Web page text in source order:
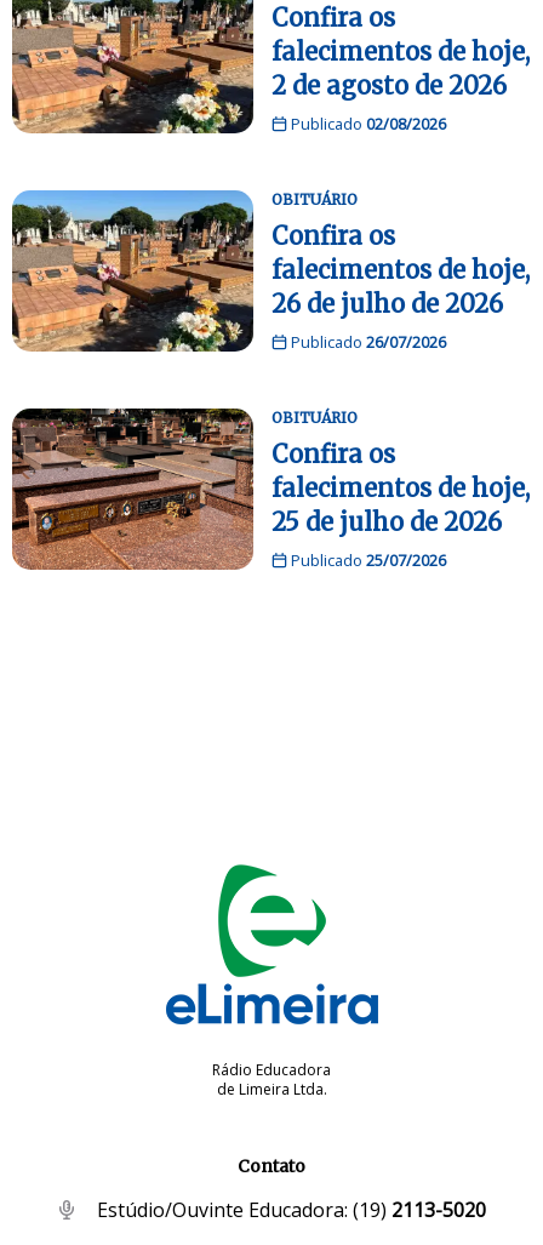
Confira os
falecimentos de hoje,
2 de agosto de 2026
Publicado 02/08/2026
OBITUÁRIO
Confira os
falecimentos de hoje,
26 de julho de 2026
Publicado 26/07/2026
OBITUÁRIO
Confira os
falecimentos de hoje,
25 de julho de 2026
Publicado 25/07/2026
Rádio Educadora
de Limeira Ltda.
Contato
Estúdio/Ouvinte Educadora: (19) 2113-5020